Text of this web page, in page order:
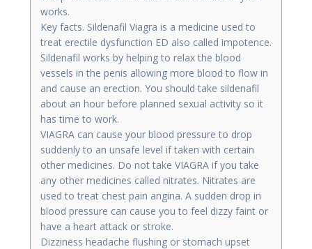
works.
Key facts. Sildenafil Viagra is a medicine used to
treat erectile dysfunction ED also called impotence.
Sildenafil works by helping to relax the blood
vessels in the penis allowing more blood to flow in
and cause an erection. You should take sildenafil
about an hour before planned sexual activity so it
has time to work.
VIAGRA can cause your blood pressure to drop
suddenly to an unsafe level if taken with certain
other medicines. Do not take VIAGRA if you take
any other medicines called nitrates. Nitrates are
used to treat chest pain angina. A sudden drop in
blood pressure can cause you to feel dizzy faint or
have a heart attack or stroke.
Dizziness headache flushing or stomach upset